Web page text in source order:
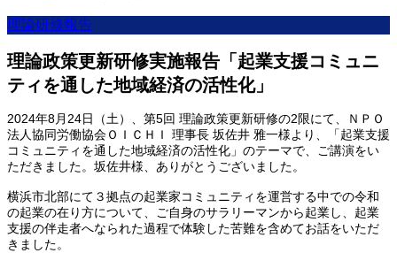
理論研修報告
理論政策更新研修実施報告「起業支援コミュニ
ティを通した地域経済の活性化」
2024年8月24日（土）、第5回 理論政策更新研修の2限にて、ＮＰＯ
法人協同労働協会ＯＩＣＨＩ 理事長 坂佐井 雅一様より、「起業支援
コミュニティを通した地域経済の活性化」のテーマで、ご講演をい
ただきました。坂佐井様、ありがとうございました。
横浜市北部にて３拠点の起業家コミュニティを運営する中での令和
の起業の在り方について、ご自身のサラリーマンから起業し、起業
支援の伴走者へなられた過程で体験した苦難を含めてお話をいただ
きました。